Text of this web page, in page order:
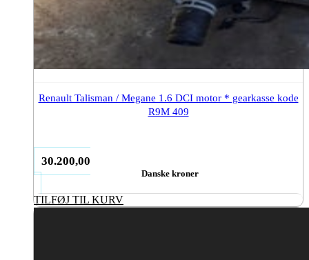
Renault Talisman / Megane 1.6 DCI motor * gearkasse kode
R9M 409
30.200,00
Danske kroner
TILFØJ TIL KURV